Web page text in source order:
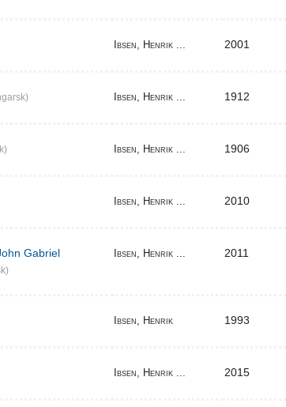
Ibsen, Henrik ... 2001
Ibsen, Henrik ... 1912
Ibsen, Henrik ... 1906
Ibsen, Henrik ... 2010
Gabriel
Ibsen, Henrik ... 2011
Ibsen, Henrik 1993
Ibsen, Henrik ... 2015